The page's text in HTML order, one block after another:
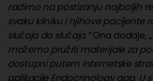
radimo na postizanju najboljih
svaku kliniku i njihove pacijente
slučaja do slučaja.”Ona dodaje, „
možemo pružiti materijale za
dostupni putem internetske
aplikacije Endocrinology app. U